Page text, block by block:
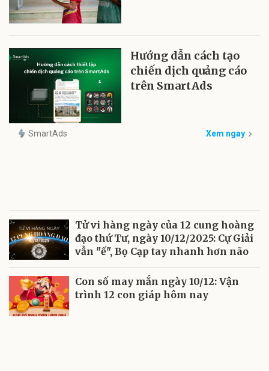
Hướng dẫn cách tạo
chiến dịch quảng cáo
trên SmartAds
SmartAds Xem ngay
Tử vi hàng ngày của 12 cung hoàng
đạo thứ Tư, ngày 10/12/2025: Cự Giải
vẫn "ế", Bọ Cạp tay nhanh hơn não
Con số may mắn ngày 10/12: Vận
trình 12 con giáp hôm nay